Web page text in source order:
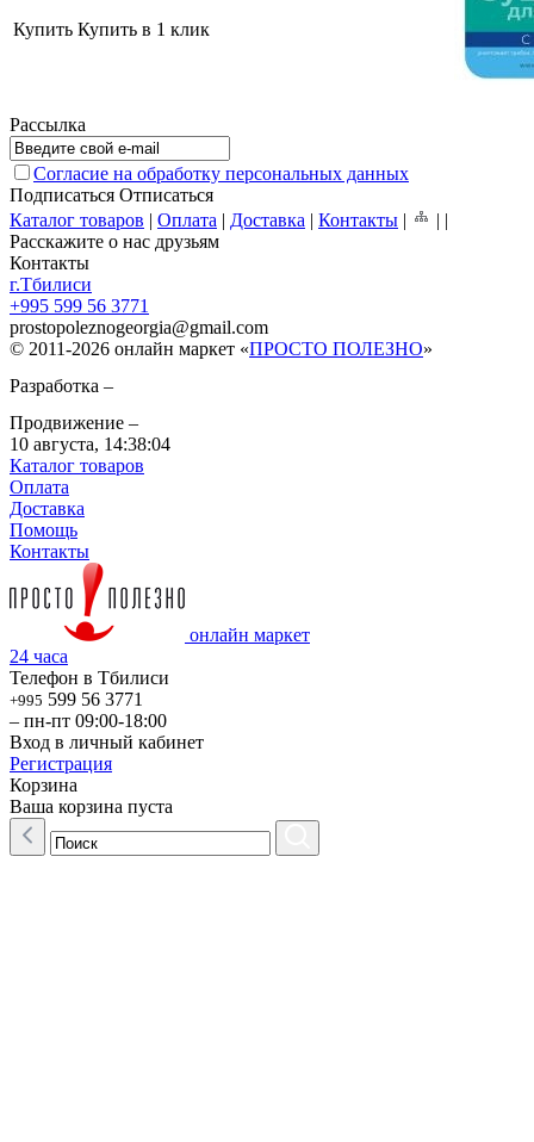
Купить Купить в 1 клик
Рассылка
Согласие на обработку персональных данных
Подписаться Отписаться
Каталог товаров | Оплата | Доставка | Контакты | | |
Расскажите о нас друзьям
Контакты
г.Тбилиси
+995 599 56 3771
prostopoleznogeorgia@gmail.com
© 2011-2026 онлайн маркет «ПРОСТО ПОЛЕЗНО»
Разработка –
Продвижение –
10 августа, 14:38:04
Каталог товаров
Оплата
Доставка
Помощь
Контакты
онлайн маркет
24 часа
Телефон в Тбилиси
+995 599 56 3771
– пн-пт 09:00-18:00
Вход в личный кабинет
Регистрация
Корзина
Ваша корзина пуста